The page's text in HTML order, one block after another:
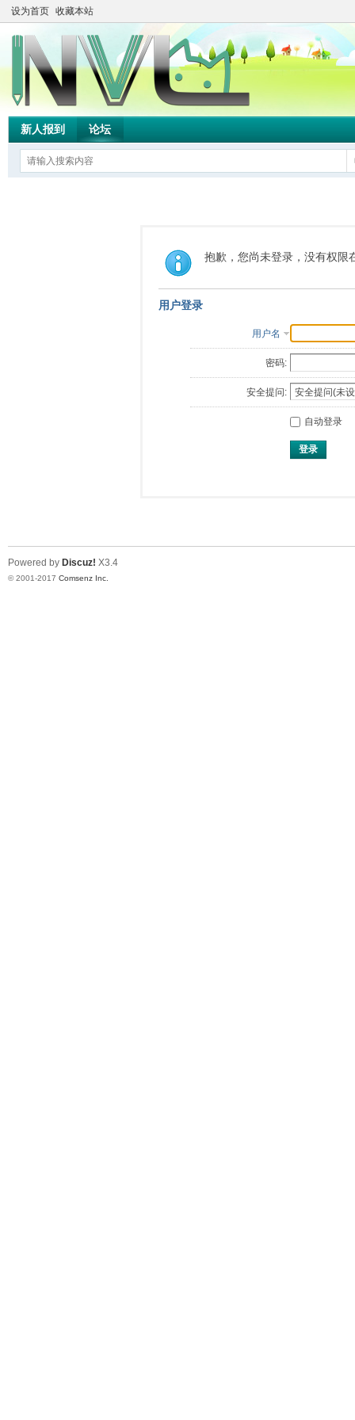
设为首页 收藏本站
新人报到 论坛
抱歉，您尚未登录，没有权限
用户登录
用户名
密码:
安全提问:
自动登录
登录
Powered by Discuz! X3.4
© 2001-2017 Comsenz Inc.